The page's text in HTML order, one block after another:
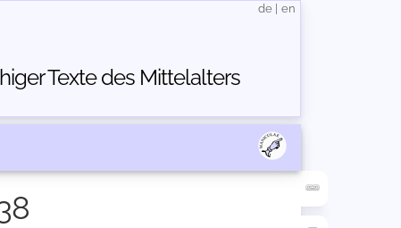
Texte des Mittelalters
de en